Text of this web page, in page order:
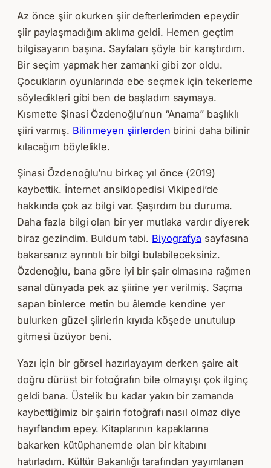
Az önce şiir okurken şiir defterlerimden epeydir
şiir paylaşmadığım aklıma geldi. Hemen geçtim
bilgisayarın başına. Sayfaları şöyle bir karıştırdım.
Bir seçim yapmak her zamanki gibi zor oldu.
Çocukların oyunlarında ebe seçmek için tekerleme
söyledikleri gibi ben de başladım saymaya.
Kısmette Şinasi Özdenoğlu’nun “Anama” başlıklı
şiiri varmış. Bilinmeyen şiirlerden birini daha bilinir
kılacağım böylelikle.
Şinasi Özdenoğlu’nu birkaç yıl önce (2019)
kaybettik. İnternet ansiklopedisi Vikipedi’de
hakkında çok az bilgi var. Şaşırdım bu duruma.
Daha fazla bilgi olan bir yer mutlaka vardır diyerek
biraz gezindim. Buldum tabi. Biyografya sayfasına
bakarsanız ayrıntılı bir bilgi bulabileceksiniz.
Özdenoğlu, bana göre iyi bir şair olmasına rağmen
sanal dünyada pek az şiirine yer verilmiş. Saçma
sapan binlerce metin bu âlemde kendine yer
bulurken güzel şiirlerin kıyıda köşede unutulup
gitmesi üzüyor beni.
Yazı için bir görsel hazırlayayım derken şaire ait
doğru dürüst bir fotoğrafın bile olmayışı çok ilginç
geldi bana. Üstelik bu kadar yakın bir zamanda
kaybettiğimiz bir şairin fotoğrafı nasıl olmaz diye
hayıflandım epey. Kitaplarının kapaklarına
bakarken kütüphanemde olan bir kitabını
hatırladım. Kültür Bakanlığı tarafından yayımlanan